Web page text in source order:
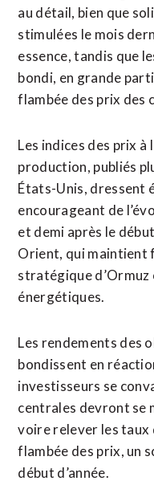
au détail, bien que
stimulées le mois
essence, tandis que
bondi, en grande
flambée des prix des
Les indices des prix
production, publiés
États-Unis, dressent
encourageant de
et demi après le
Orient, qui maintient
stratégique d’Ormuz
énergétiques.
Les rendements des
bondissent en
investisseurs se
centrales devront se
voire relever les taux
flambée des prix, un
début d’année.